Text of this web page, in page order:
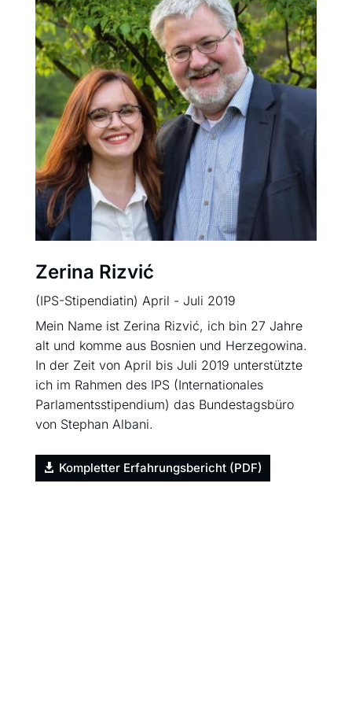
Zerina Rizvić
(IPS-Stipendiatin) April - Juli 2019
Mein Name ist Zerina Rizvić, ich bin 27 Jahre
alt und komme aus Bosnien und Herzegowina.
In der Zeit von April bis Juli 2019 unterstützte
ich im Rahmen des IPS (Internationales
Parlamentsstipendium) das Bundestagsbüro
von Stephan Albani.
Kompletter Erfahrungsbericht (PDF)